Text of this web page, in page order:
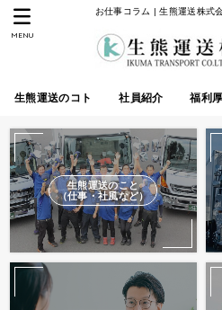
お仕事コラム | 生熊運送株式
生熊運送のコト 社員紹介 福利
MENU
生熊運送のこと
（仕事・社風など）